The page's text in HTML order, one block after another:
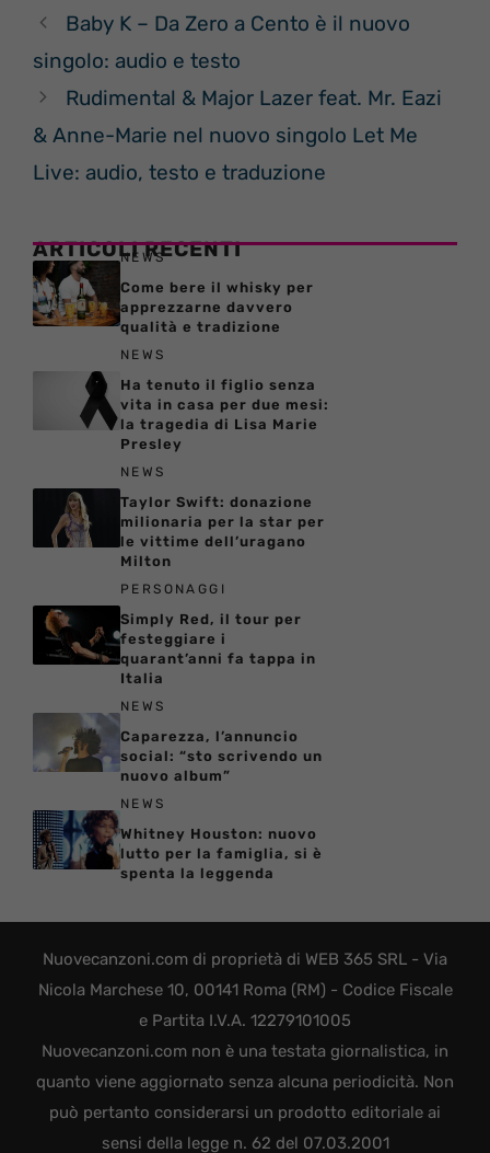
Baby K – Da Zero a Cento è il nuovo
singolo: audio e testo
Rudimental & Major Lazer feat. Mr. Eazi
& Anne-Marie nel nuovo singolo Let Me
Live: audio, testo e traduzione
ARTICOLI RECENTI
NEWS
Come bere il whisky per
apprezzarne davvero
qualità e tradizione
NEWS
Ha tenuto il figlio senza
vita in casa per due mesi:
la tragedia di Lisa Marie
Presley
NEWS
Taylor Swift: donazione
milionaria per la star per
le vittime dell’uragano
Milton
PERSONAGGI
Simply Red, il tour per
festeggiare i
quarant’anni fa tappa in
Italia
NEWS
Caparezza, l’annuncio
social: “sto scrivendo un
nuovo album”
NEWS
Whitney Houston: nuovo
lutto per la famiglia, si è
spenta la leggenda
Nuovecanzoni.com di proprietà di WEB 365 SRL - Via
Nicola Marchese 10, 00141 Roma (RM) - Codice Fiscale
e Partita I.V.A. 12279101005
Nuovecanzoni.com non è una testata giornalistica, in
quanto viene aggiornato senza alcuna periodicità. Non
può pertanto considerarsi un prodotto editoriale ai
sensi della legge n. 62 del 07.03.2001